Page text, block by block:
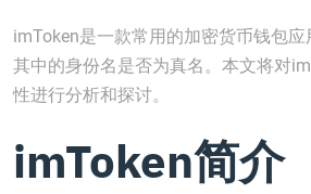
imToken是一款常用的加密货币钱包
其中的身份名是否为真名。本文将对
性进行分析和探讨。
imToken简介